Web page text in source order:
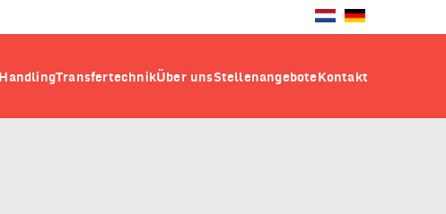
HandlingTransfertechnikÜber unsStellenangebote Kontakt